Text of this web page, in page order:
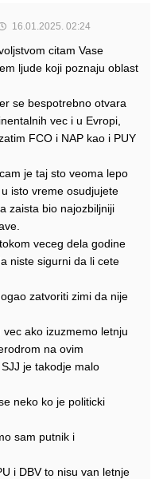
16.01.2025. 02:24
citam Vase
ljude koji poznaju oblast
se bespotrebno otvara
vec i u Evropi,
FCO i NAP kao i PUY
je taj sto veoma lepo
isto vreme osudjujete
zaista bio najozbiljniji
veceg dela godine
niste sigurni da li cete
zatvoriti zimi da nije
ako izuzmemo letnju
na ovim
je takodje malo
neko ko je politicki
sam putnik i
i DBV to nisu van letnje